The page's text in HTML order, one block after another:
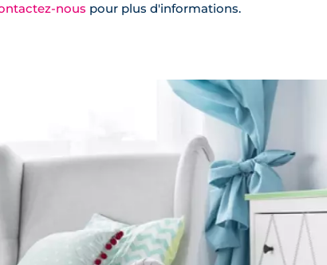
nous pour plus d'informations.